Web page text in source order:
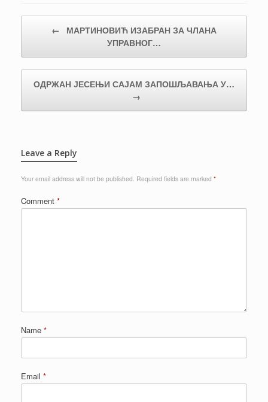
←
МАРТИНОВИЋ ИЗАБРАН ЗА ЧЛАНА
УПРАВНОГ…
ОДРЖАН ЈЕСЕЊИ САЈАМ ЗАПОШЉАВАЊА У…
→
Leave a Reply
Your email address will not be published. Required fields are marked *
Comment *
Name *
Email *